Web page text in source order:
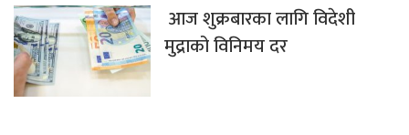
आज शुक्रबारका लागि विदेशी
मुद्राको विनिमय दर